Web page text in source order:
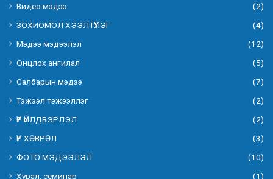
Видео мэдээ
(2)
ЗОХИОМОЛ ХЭЭЛТҮҮЛЭГ
(4)
Мэдээ мэдээлэл
(12)
Онцлох ангилал
(5)
Салбарын мэдээ
(7)
Тэжээл тэжээллэг
(2)
ҮР ҮЙЛДВЭРЛЭЛ
(2)
ҮР ХӨВРӨЛ
(3)
ФОТО МЭДЭЭЛЭЛ
(10)
Хурал, семинар
(1)